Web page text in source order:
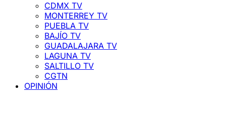
CDMX TV
MONTERREY TV
PUEBLA TV
BAJÍO TV
GUADALAJARA TV
LAGUNA TV
SALTILLO TV
CGTN
OPINIÓN